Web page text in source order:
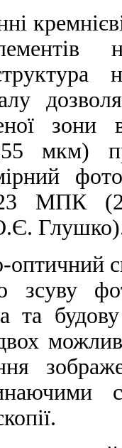
зони
мкм)
МПК
зсуву
та